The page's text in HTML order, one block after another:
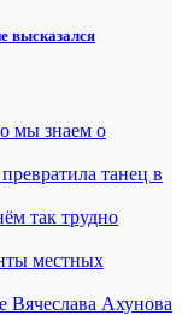
высказался
мы знаем о
танец в
так трудно
местных
Вячеслава Ахунова